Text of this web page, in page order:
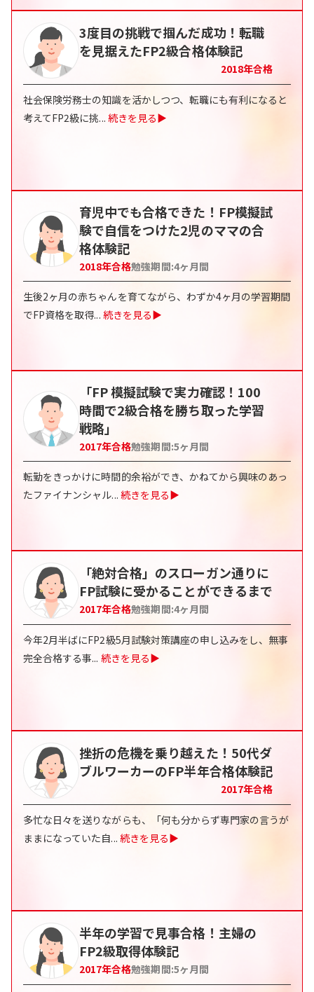
3度目の挑戦で掴んだ成功！転職
を見据えたFP2級合格体験記
2018年合格
社会保険労務士の知識を活かしつつ、転職にも有利になると
考えてFP2級に挑... 続きを見る▶
育児中でも合格できた！FP模擬試
験で自信をつけた2児のママの合
格体験記
2018年合格勉強期間:4ヶ月間
生後2ヶ月の赤ちゃんを育てながら、わずか4ヶ月の学習期間
でFP資格を取得... 続きを見る▶
「FP 模擬試験で実力確認！100
時間で2級合格を勝ち取った学習
戦略」
2017年合格勉強期間:5ヶ月間
転勤をきっかけに時間的余裕ができ、かねてから興味のあっ
たファイナンシャル... 続きを見る▶
「絶対合格」のスローガン通りに
FP試験に受かることができるまで
2017年合格勉強期間:4ヶ月間
今年2月半ばにFP2級5月試験対策講座の申し込みをし、無事
完全合格する事... 続きを見る▶
挫折の危機を乗り越えた！50代ダ
ブルワーカーのFP半年合格体験記
2017年合格
多忙な日々を送りながらも、「何も分からず専門家の言うが
ままになっていた自... 続きを見る▶
半年の学習で見事合格！主婦の
FP2級取得体験記
2017年合格勉強期間:5ヶ月間